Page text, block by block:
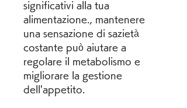
significativi alla tua
alimentazione., mantenere
una sensazione di sazietà
costante può aiutare a
regolare il metabolismo e
migliorare la gestione
dell'appetito.